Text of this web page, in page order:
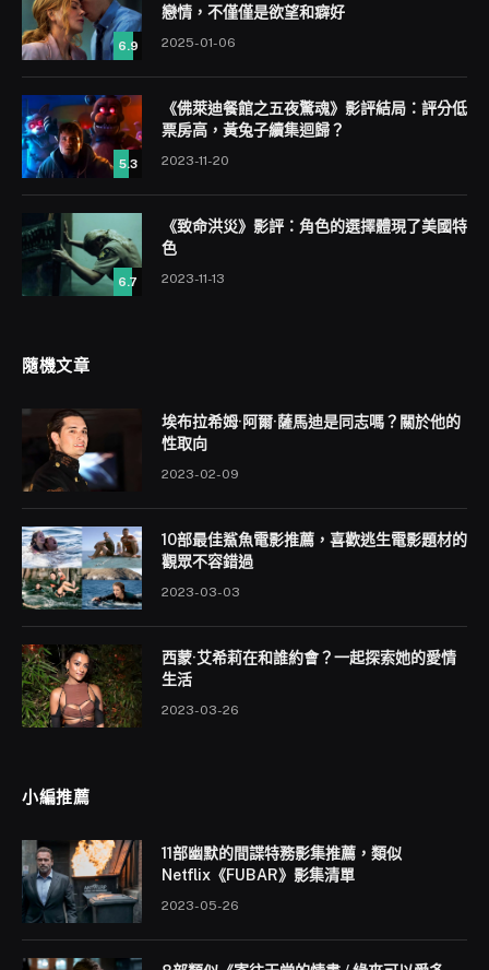
6.9
戀情，不僅僅是欲望和癖好
2025-01-06
5.3
《佛萊迪餐館之五夜驚魂》影評結局：評分低
票房高，黃兔子續集迴歸？
2023-11-20
6.7
《致命洪災》影評：角色的選擇體現了美國特
色
2023-11-13
隨機文章
埃布拉希姆·阿爾·薩馬迪是同志嗎？關於他的
性取向
2023-02-09
10部最佳鯊魚電影推薦，喜歡逃生電影題材的
觀眾不容錯過
2023-03-03
西蒙·艾希莉在和誰約會？一起探索她的愛情
生活
2023-03-26
小編推薦
11部幽默的間諜特務影集推薦，類似
Netflix《FUBAR》影集清單
2023-05-26